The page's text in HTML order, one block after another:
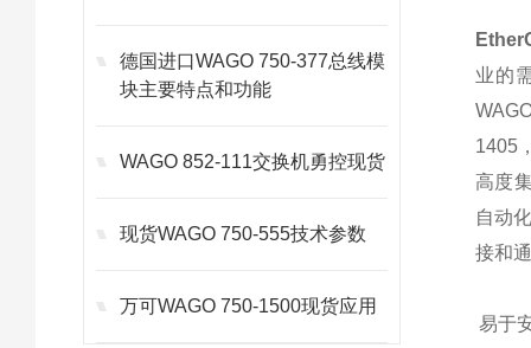
德国进口WAGO 750-377总线模
块主要特点和功能
WAGO 852-111交换机勇控现货
现货WAGO 750-555技术参数
万可WAGO 750-1500现货应用
业的
1405
高度
自动
接和
易于